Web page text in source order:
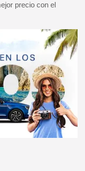
precio con el